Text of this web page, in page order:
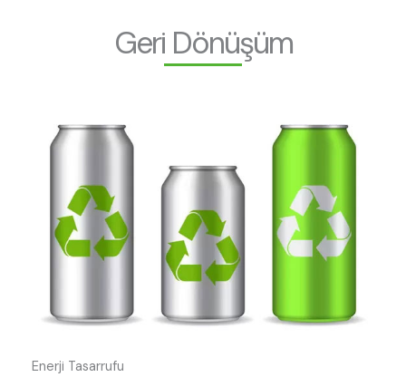
Geri Dönüşüm
Enerji Tasarrufu